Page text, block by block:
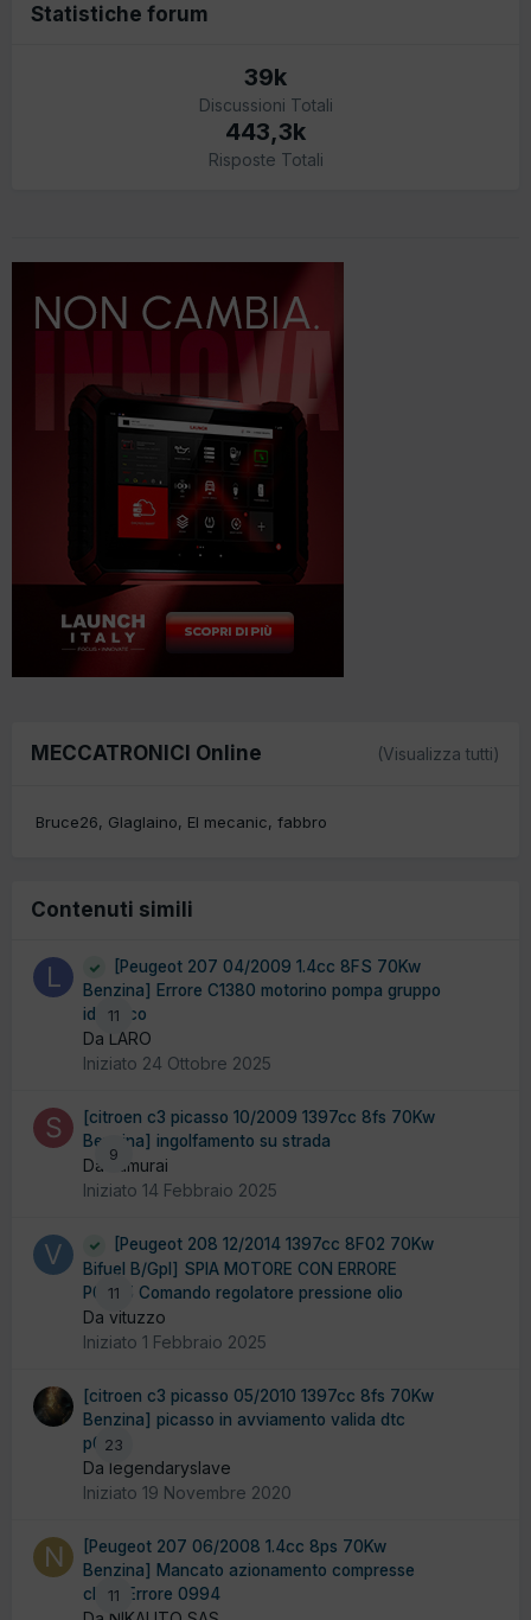
Statistiche forum
39k
Discussioni Totali
443,3k
Risposte Totali
MECCATRONICI Online (Visualizza tutti)
Bruce26 Glaglaino El mecanic fabbro
Contenuti simili
11
[Peugeot 207 04/2009 1.4cc 8FS 70Kw
Benzina] Errore C1380 motorino pompa gruppo
idraulico
Da LARO
Iniziato 24 Ottobre 2025
9
[citroen c3 picasso 10/2009 1397cc 8fs 70Kw
Benzina] ingolfamento su strada
Da samurai
Iniziato 14 Febbraio 2025
11
[Peugeot 208 12/2014 1397cc 8F02 70Kw
Bifuel B/Gpl] SPIA MOTORE CON ERRORE
P0945 Comando regolatore pressione olio
Da vituzzo
Iniziato 1 Febbraio 2025
23
[citroen c3 picasso 05/2010 1397cc 8fs 70Kw
Benzina] picasso in avviamento valida dtc
p0341
Da legendaryslave
Iniziato 19 Novembre 2020
11
[Peugeot 207 06/2008 1.4cc 8ps 70Kw
Benzina] Mancato azionamento compresse
clima Errore 0994